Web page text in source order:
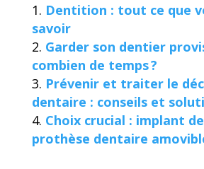
Dentition : tout ce que
savoir
Garder son dentier
combien de temps ?
Prévenir et traiter le
dentaire : conseils et
Choix crucial : implant
prothèse dentaire